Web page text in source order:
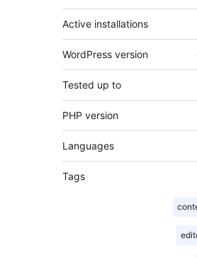
Active installations
WordPress version
Tested up to
PHP version
Languages
Tags